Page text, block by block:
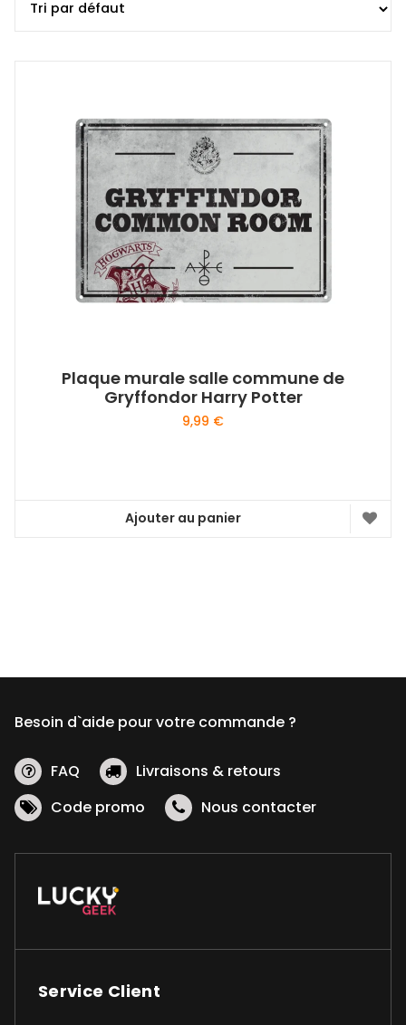
Plaque murale salle commune de
Gryffondor Harry Potter
9,99 €
Ajouter au panier
Besoin d`aide pour votre commande ?
FAQ
Livraisons & retours
Code promo
Nous contacter
Service Client